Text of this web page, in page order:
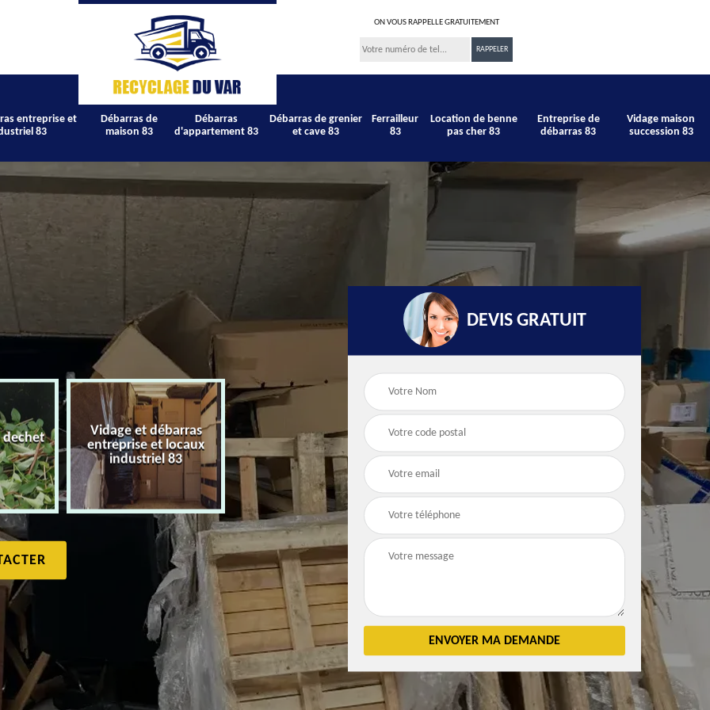
ON VOUS RAPPELLE GRATUITEMENT
entreprise et
83
Débarras de
maison 83
Débarras
d'appartement 83
Débarras de grenier
et cave 83
Ferrailleur
83
Location de benne
pas cher 83
Entreprise de
débarras 83
Vidage maison
succession 83
dechet
Vidage et débarras
entreprise et locaux
industriel 83
Débarras de maison 83
Débarras
d'appartement 83
Débarras de grenier et
cave 83
DEVIS GRATUIT